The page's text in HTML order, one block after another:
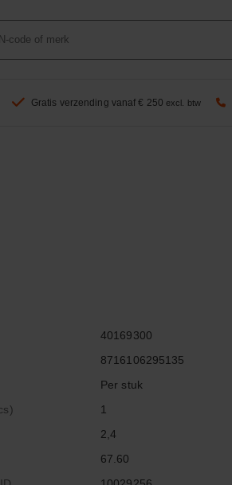
Gratis verzending vanaf € 250 excl. btw
40169300
8716106295135
Per stuk
1
2,4
67.60